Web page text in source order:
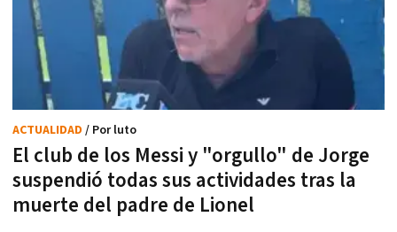
El club de los Messi y "orgullo" de Jorge
suspendió todas sus actividades tras la
muerte del padre de Lionel
ACTUALIDAD / Por luto